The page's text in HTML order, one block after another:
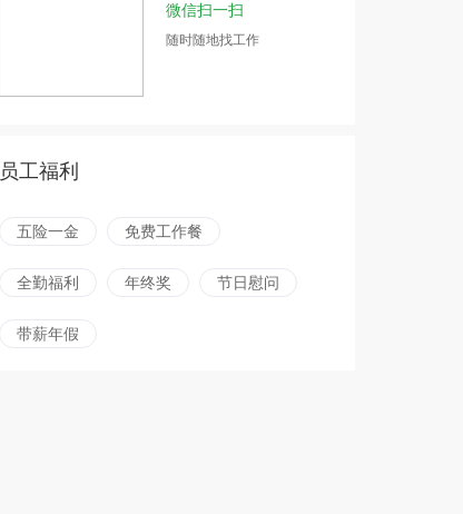
微信扫一扫
随时随地找工作
员工福利
五险一金 免费工作餐
全勤福利 年终奖 节日慰问
带薪年假